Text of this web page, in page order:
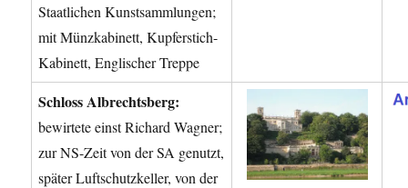
Staatlichen Kunstsammlungen;
mit Münzkabinett, Kupferstich-
Kabinett, Englischer Treppe
Schloss Albrechtsberg:
bewirtete einst Richard Wagner;
zur NS-Zeit von der SA genutzt,
später Luftschutzkeller, von der